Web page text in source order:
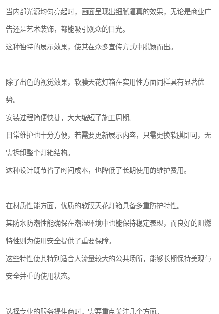
当内部光源均匀亮起时，画面呈现出细腻逼真的效果，无论是商业广
告还是艺术装饰，都能吸引观众的目光。
这种独特的展示效果，使其在众多宣传方式中脱颖而出。
除了出色的视觉效果，软膜天花灯箱在实用性方面同样具有显著优
势。
安装过程简便快捷，大大缩短了施工周期。
日常维护也十分方便，若需要更新展示内容，只需更换软膜即可，无
需拆卸整个灯箱结构。
这种设计既节省了时间成本，也降低了长期使用的维护费用。
在材质性能方面，优质的软膜天花灯箱具备多重防护特性。
其防水防潮性能确保在潮湿环境中也能保持稳定表现，而良好的阻燃
特性则为使用安全提供了重要保障。
这些特性使其特别适合人流量较大的公共场所，能够长期保持美观与
安全并重的使用状态。
选择专业的服务提供商时，需要重点关注几个方面。